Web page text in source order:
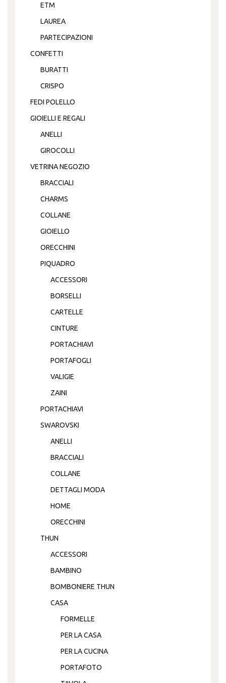
ETM
LAUREA
PARTECIPAZIONI
CONFETTI
BURATTI
CRISPO
FEDI POLELLO
GIOIELLI E REGALI
ANELLI
GIROCOLLI
VETRINA NEGOZIO
BRACCIALI
CHARMS
COLLANE
GIOIELLO
ORECCHINI
PIQUADRO
ACCESSORI
BORSELLI
CARTELLE
CINTURE
PORTACHIAVI
PORTAFOGLI
VALIGIE
ZAINI
PORTACHIAVI
SWAROVSKI
ANELLI
BRACCIALI
COLLANE
DETTAGLI MODA
HOME
ORECCHINI
THUN
ACCESSORI
BAMBINO
BOMBONIERE THUN
CASA
FORMELLE
PER LA CASA
PER LA CUCINA
PORTAFOTO